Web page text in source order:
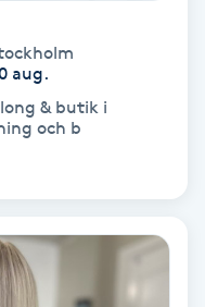
aug.
& butik i
och b